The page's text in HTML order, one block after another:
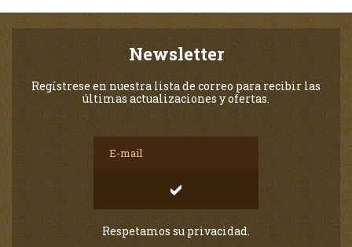
Newsletter
Regístrese en nuestra lista de correo para recibir las
últimas actualizaciones y ofertas.
Respetamos su privacidad.